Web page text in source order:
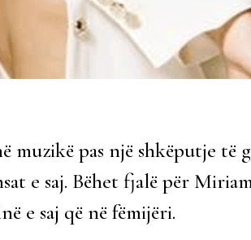
muzikë pas një shkëputje të
e saj. Bëhet fjalë për
e saj që në fëmijëri.